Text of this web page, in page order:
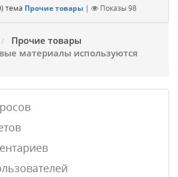
) тема Прочие товары | Показы98
Прочие товары
материалы используются